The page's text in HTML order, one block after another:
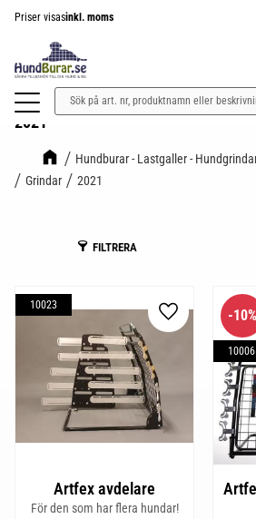
Priser visasinkl. moms
2021
Hundburar - Lastgaller -
Grindar
2021
FILTRERA
Artfex avdelare
För den som har flera hundar!
10023
Lägg till i 10%
10006